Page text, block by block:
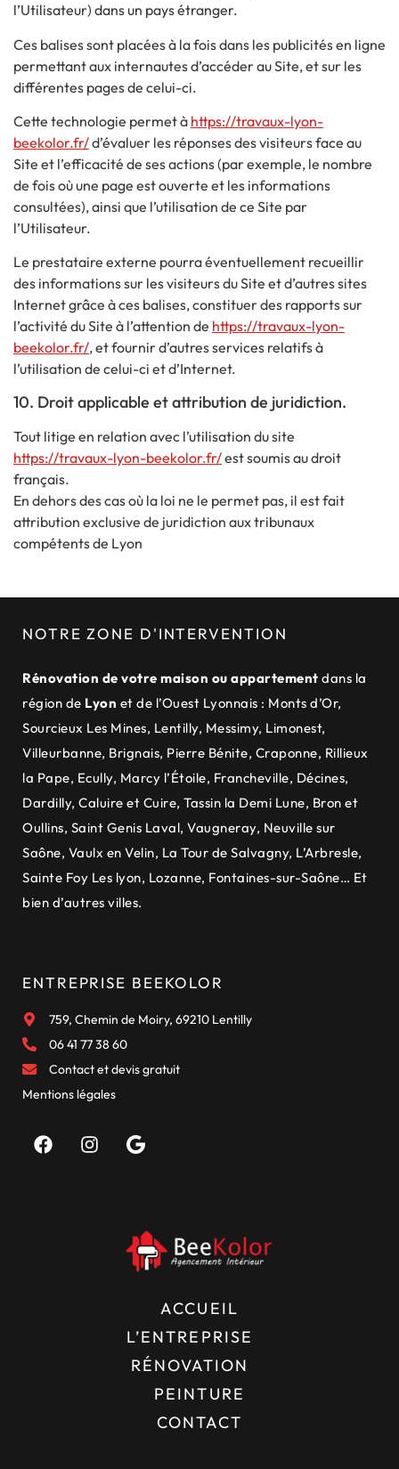
l’Utilisateur) dans un pays étranger.
Ces balises sont placées à la fois dans les publicités en ligne
permettant aux internautes d’accéder au Site, et sur les
différentes pages de celui-ci.
Cette technologie permet à https://travaux-lyon-
beekolor.fr/d’évaluer les réponses des visiteurs face au
Site et l’efficacité de ses actions (par exemple, le nombre
de fois où une page est ouverte et les informations
consultées), ainsi que l’utilisation de ce Site par
l’Utilisateur.
Le prestataire externe pourra éventuellement recueillir
des informations sur les visiteurs du Site et d’autres sites
Internet grâce à ces balises, constituer des rapports sur
l’activité du Site à l’attention de https://travaux-lyon-
beekolor.fr/, et fournir d’autres services relatifs à
l’utilisation de celui-ci et d’Internet.
10. Droit applicable et attribution de juridiction.
Tout litige en relation avec l’utilisation du site
https://travaux-lyon-beekolor.fr/est soumis au droit
français.
En dehors des cas où la loi ne le permet pas, il est fait
attribution exclusive de juridiction aux tribunaux
compétents de Lyon
ACCUEIL
L’ENTREPRISE
RÉNOVATION
PEINTURE
CONTACT
ENTREPRISE BEEKOLOR
759, Chemin de Moiry, 69210 Lentilly
06 41 77 38 60
Contact et devis gratuit
Mentions légales
NOTRE ZONE D'INTERVENTION
Rénovation de votre maison ou appartement dans la
région de Lyon et de l’Ouest Lyonnais : Monts d’Or,
Sourcieux Les Mines, Lentilly, Messimy, Limonest,
Villeurbanne, Brignais, Pierre Bénite, Craponne, Rillieux
la Pape, Ecully, Marcy l’Étoile, Francheville, Décines,
Dardilly, Caluire et Cuire, Tassin la Demi Lune, Bron et
Oullins, Saint Genis Laval, Vaugneray, Neuville sur
Saône, Vaulx en Velin, La Tour de Salvagny, L’Arbresle,
Sainte Foy Les lyon, Lozanne, Fontaines-sur-Saône… Et
bien d’autres villes.